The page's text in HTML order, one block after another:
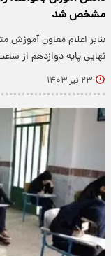
مشخص شد
بنابر اعلام معاون
نهایی پایه دوازدهم از ساعت ۱۴ امروز (۲۳ تیرماه)
۲۳ تیر ۱۴۰۳